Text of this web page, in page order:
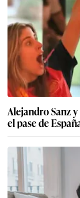
Alejandro Sanz
el pase de